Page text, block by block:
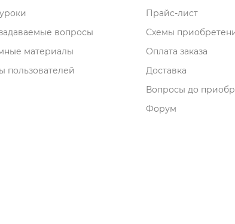
вопросы
материалы
пользователей
Прайс-лист
Схемы
Оплата заказа
Доставка
опросы до
Форум